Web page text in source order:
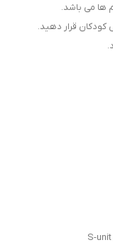
ها می باشد.
کودکان قرار دهید.